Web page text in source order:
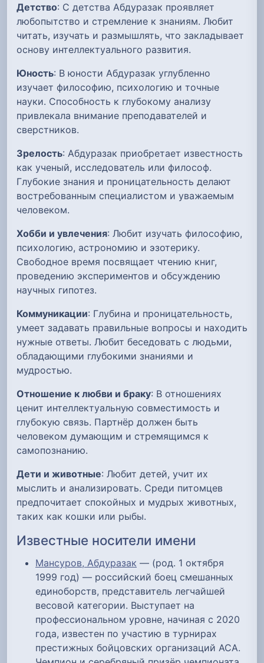
Детство: С детства Абдуразак проявляет
любопытство и стремление к знаниям. Любит
читать, изучать и размышлять, что закладывает
основу интеллектуального развития.
Юность: В юности Абдуразак углубленно
изучает философию, психологию и точные
науки. Способность к глубокому анализу
привлекала внимание преподавателей и
сверстников.
Зрелость: Абдуразак приобретает известность
как ученый, исследователь или философ.
Глубокие знания и проницательность делают
востребованным специалистом и уважаемым
человеком.
Хобби и увлечения: Любит изучать философию,
психологию, астрономию и эзотерику.
Свободное время посвящает чтению книг,
проведению экспериментов и обсуждению
научных гипотез.
Коммуникации: Глубина и проницательность,
умеет задавать правильные вопросы и находить
нужные ответы. Любит беседовать с людьми,
обладающими глубокими знаниями и
мудростью.
Отношение к любви и браку: В отношениях
ценит интеллектуальную совместимость и
глубокую связь. Партнёр должен быть
человеком думающим и стремящимся к
самопознанию.
Дети и животные: Любит детей, учит их
мыслить и анализировать. Среди питомцев
предпочитает спокойных и мудрых животных,
таких как кошки или рыбы.
Известные носители имени
Мансуров, Абдуразак — (род. 1 октября
1999 год) — российский боец смешанных
единоборств, представитель легчайшей
весовой категории. Выступает на
профессиональном уровне, начиная с 2020
года, известен по участию в турнирах
престижных бойцовских организаций ACA.